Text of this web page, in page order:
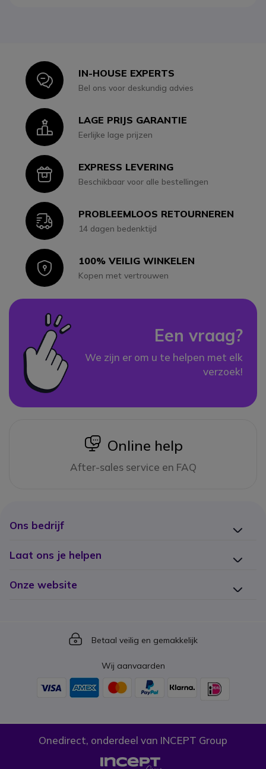
IconIN-HOUSE EXPERTS
Bel ons voor deskundig advies
IconLAGE PRIJS GARANTIE
Eerlijke lage prijzen
IconEXPRESS LEVERING
Beschikbaar voor alle bestellingen
IconPROBLEEMLOOS RETOURNEREN
14 dagen bedenktijd
Icon100% VEILIG WINKELEN
Kopen met vertrouwen
Een vraag?
We zijn er om u te helpen met elk
verzoek!
icon
Online help
After-sales service en FAQ
Ons bedrijf
Laat ons je helpen
Onze website
Icon
Betaal veilig en gemakkelijk
Wij aanvaarden
Onedirect, onderdeel van INCEPT Group